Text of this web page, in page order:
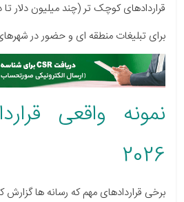
قراردادهای کوچک تر (چند میلیون دلار
برای تبلیغات منطقه ای و حضور در
نمونه واقعی
2026
برخی قراردادهای مهم که رسانه ها گزارش